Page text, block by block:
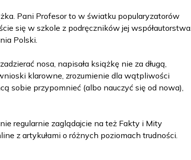
Pani Profesor to w światku popularyzatorów
się w szkole z podręczników jej współautorstwa.
Polski.
nosa, napisała książkę nie za długą,
klarowne, zrozumienie dla wątpliwości
sobie przypomnieć (albo nauczyć się od nowa),
regularnie zaglądajcie na też Fakty i Mity
z artykułami o różnych poziomach trudności.